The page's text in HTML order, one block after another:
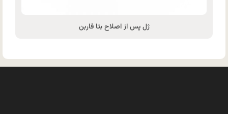
ژل پس از اصلاح بتا فاربن